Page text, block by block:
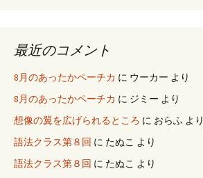
最近のコメント
8月のあったかペーチカ に ウーカー より
8月のあったかペーチカ に ジミー より
想像の翼を広げられるところ に おらふ より
語法クラス第８回 に たぬこ より
語法クラス第８回 に たぬこ より